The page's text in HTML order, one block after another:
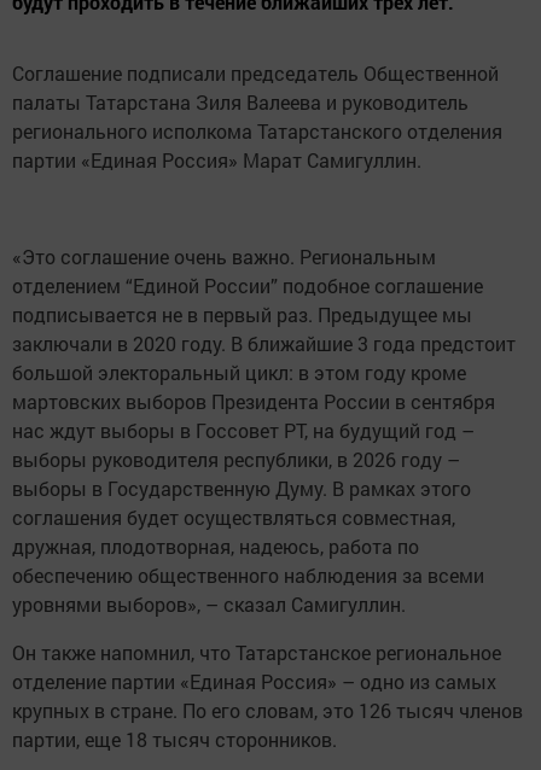
Соглашение подписали председатель Общественной
палаты Татарстана Зиля Валеева и руководитель
регионального исполкома Татарстанского отделения
партии «Единая Россия» Марат Самигуллин.
«Это соглашение очень важно. Региональным
отделением “Единой России” подобное соглашение
подписывается не в первый раз. Предыдущее мы
заключали в 2020 году. В ближайшие 3 года предстоит
большой электоральный цикл: в этом году кроме
мартовских выборов Президента России в сентября
нас ждут выборы в Госсовет РТ, на будущий год –
выборы руководителя республики, в 2026 году –
выборы в Государственную Думу. В рамках этого
соглашения будет осуществляться совместная,
дружная, плодотворная, надеюсь, работа по
обеспечению общественного наблюдения за всеми
уровнями выборов», – сказал Самигуллин.
Он также напомнил, что Татарстанское региональное
отделение партии «Единая Россия» – одно из самых
крупных в стране. По его словам, это 126 тысяч членов
партии, еще 18 тысяч сторонников.